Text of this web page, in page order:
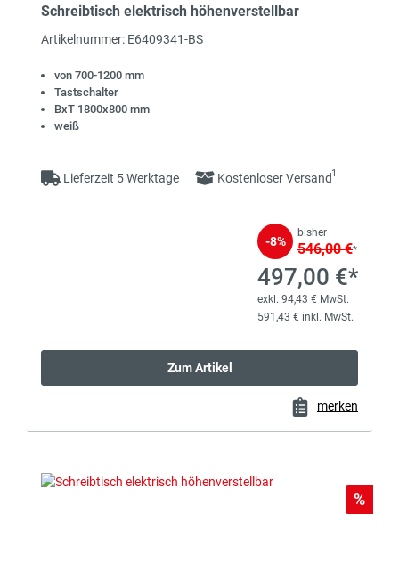
Schreibtisch elektrisch höhenverstellbar
Artikelnummer: E6409341-BS
von 700-1200 mm
Tastschalter
BxT 1800x800 mm
weiß
Lieferzeit 5 Werktage Kostenloser Versand1
-8%
bisher
546,00 €*
497,00 €*
exkl. 94,43 € MwSt.
591,43 € inkl. MwSt.
Zum Artikel
merken
Rabatt
%